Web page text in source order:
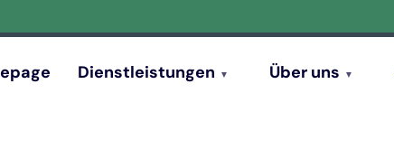
Dienstleistungen Über uns